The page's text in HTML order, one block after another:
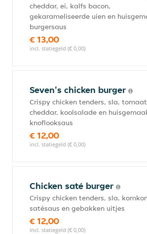
cheddar, ei, kalfs bacon,
gekarameliseerde uien en
burgersaus
€ 13,00
incl. statiegeld (€ 0,00)
Seven's chicken burger
Crispy chicken tenders, sla,
cheddar, koolsalade en
knoflooksaus
€ 12,00
incl. statiegeld (€ 0,00)
Chicken saté burger
Crispy chicken tenders, sla,
satésaus en gebakken uitjes
€ 12,00
incl. statiegeld (€ 0,00)